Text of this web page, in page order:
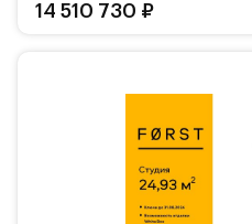
14 510 730 ₽